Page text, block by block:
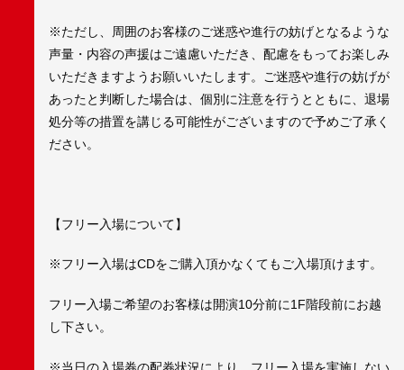
※ただし、周囲のお客様のご迷惑や進行の妨げとなるような
声量・内容の声援はご遠慮いただき、配慮をもってお楽しみ
いただきますようお願いいたします。ご迷惑や進行の妨げが
あったと判断した場合は、個別に注意を行うとともに、退場
処分等の措置を講じる可能性がございますので予めご了承く
ださい。
【フリー入場について】
※フリー入場はCDをご購入頂かなくてもご入場頂けます。
フリー入場ご希望のお客様は開演10分前に1F階段前にお越
し下さい。
※当日の入場券の配券状況により、フリー入場を実施しない